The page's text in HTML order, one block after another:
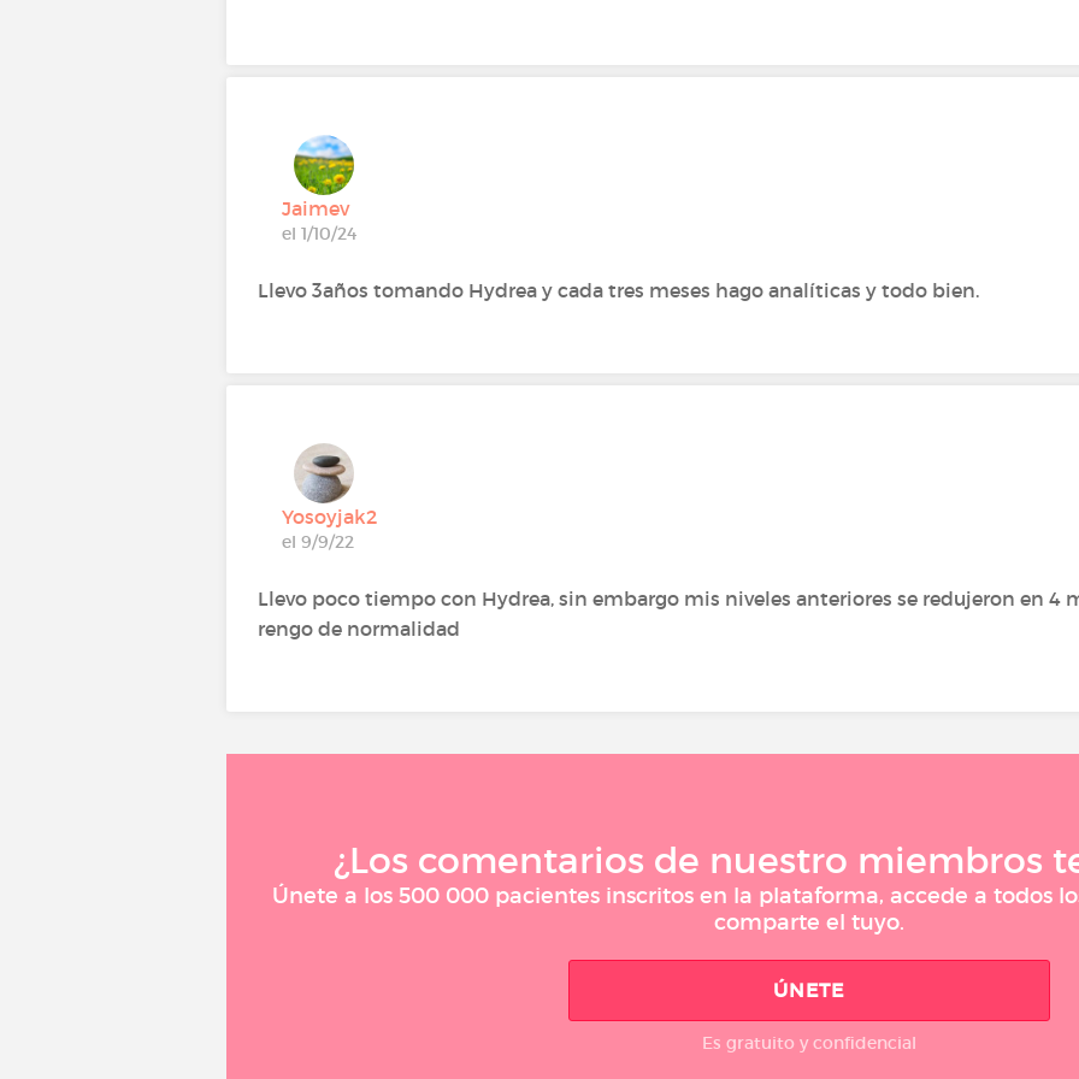
Jaimev
el 1/10/24
Llevo 3años tomando Hydrea y cada tres meses hago analíticas y todo bien.
Yosoyjak2
el 9/9/22
Llevo poco tiempo con Hydrea, sin embargo mis niveles anteriores se redujeron en 4
rengo de normalidad
¿Los comentarios de nuestro miembros
Únete a los 500 000 pacientes inscritos en la plataforma, accede a todos
comparte el tuyo.
ÚNETE
Es gratuito y confidencial